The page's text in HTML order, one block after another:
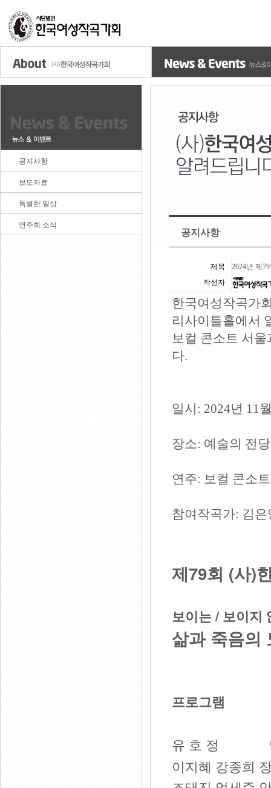
공지사항
보도자료
특별한 일상
연주회 소식
공지사항
제목
2024년 제
작성자
한국여성작곡가
리사이틀홀에서
보컬 콘소트 서
다.
일시: 2024년 11
장소: 예술의 전
연주: 보컬 콘소
참여작곡가: 김
제79회 (사)
보이는 / 보이지
삶과 죽음의
프로그램
유 호 정
이지혜 강종희